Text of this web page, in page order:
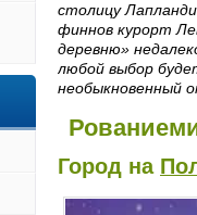
столицу
финнов курорт
деревню»
любой выбор
необыкновенный
Город на